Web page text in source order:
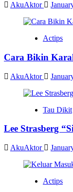
AkuAktor
Actips
Cara Bikin
AkuAktor
Tau Dikit
Lee Strasberg
AkuAktor
Actips